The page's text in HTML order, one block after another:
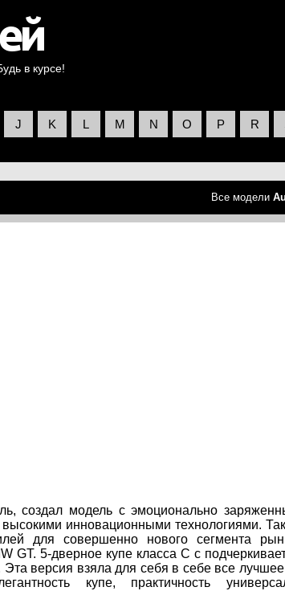
в курсе!
J K L M N O P R
Все модели
создал модель с эмоционально
инновационными технологиями.
для совершенно нового сегмента
GT. 5-дверное купе класса С с
версия взяла для себя в себе все лучшее
купе, практичность